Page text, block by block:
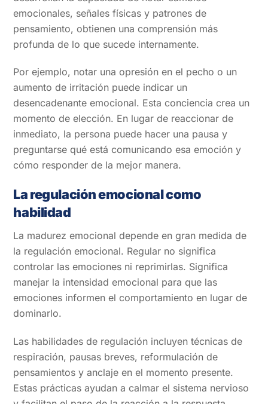
emocionales, señales físicas y patrones de
pensamiento, obtienen una comprensión más
profunda de lo que sucede internamente.
Por ejemplo, notar una opresión en el pecho o un
aumento de irritación puede indicar un
desencadenante emocional. Esta conciencia crea un
momento de elección. En lugar de reaccionar de
inmediato, la persona puede hacer una pausa y
preguntarse qué está comunicando esa emoción y
cómo responder de la mejor manera.
La regulación emocional como
habilidad
La madurez emocional depende en gran medida de
la regulación emocional. Regular no significa
controlar las emociones ni reprimirlas. Significa
manejar la intensidad emocional para que las
emociones informen el comportamiento en lugar de
dominarlo.
Las habilidades de regulación incluyen técnicas de
respiración, pausas breves, reformulación de
pensamientos y anclaje en el momento presente.
Estas prácticas ayudan a calmar el sistema nervioso